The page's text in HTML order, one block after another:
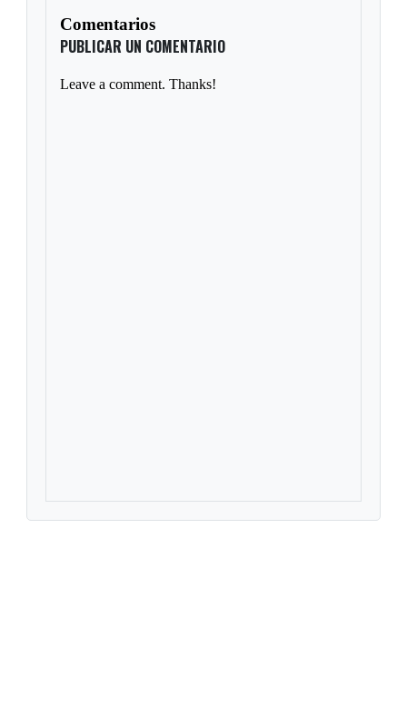
Comentarios
PUBLICAR UN COMENTARIO
Leave a comment. Thanks!